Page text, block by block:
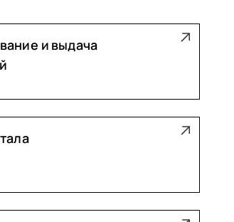
и выдача